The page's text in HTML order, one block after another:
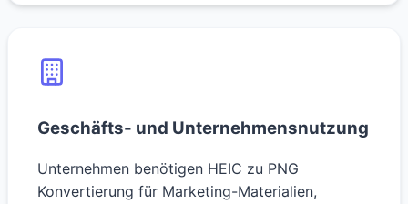
Geschäfts- und Unternehmensnutzung
Unternehmen benötigen HEIC zu PNG
Konvertierung für Marketing-Materialien,